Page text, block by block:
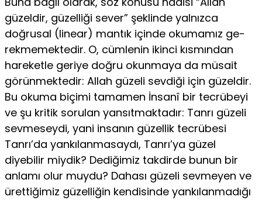
güzeldir, güzelliği se­ver” şeklinde yalnızca
doğrusal (linear) mantık içinde okumamız ge­
rekmemektedir. O, cümlenin ikinci kısmından
hareketle geriye doğru okunmaya da müsait
görünmektedir: Allah güzeli sevdiği için güzeldir.
Bu okuma biçimi tamamen İnsanî bir tecrübeyi
ve şu kritik sorulan yansıtmaktadır: Tanrı güzeli
sevmeseydi, yani insanın güzellik tecrü­besi
Tanrı’da yankılanmasaydı, Tanrı’ya güzel
diyebilir miydik? Dediği­miz takdirde bunun bir
anlamı olur muydu? Dahası güzeli sevmeyen ve
ürettiğimiz güzelliğin kendisinde yankılanmadığı